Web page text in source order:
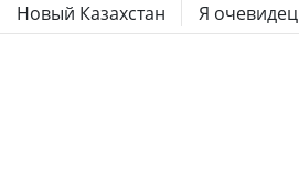
Новый Казахстан Я очевидец